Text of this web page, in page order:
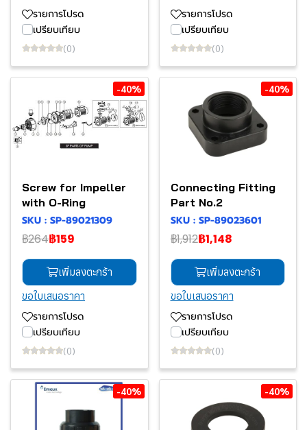
รายการโปรด
เปรียบเทียบ
(0)
รายการโปรด
เปรียบเทียบ
(0)
-40%
Screw for Impeller
with O-Ring
SKU : SP-89021309
฿264฿159
เพิ่มลงตะกร้า
ขอใบเสนอราคา
รายการโปรด
เปรียบเทียบ
(0)
-40%
Connecting Fitting
Part No.2
SKU : SP-89023601
฿1,912฿1,148
เพิ่มลงตะกร้า
ขอใบเสนอราคา
รายการโปรด
เปรียบเทียบ
(0)
-40% -40%